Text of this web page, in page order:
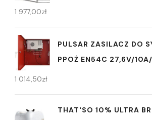
1 977,00zł
PULSAR ZASILACZ DO
PPOŻ EN54C 27,6V/
1 014,50zł
THAT'SO 10% ULTRA